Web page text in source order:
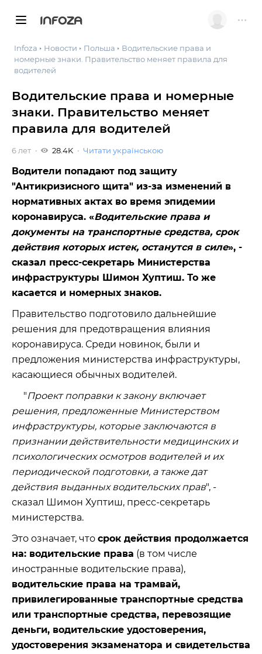
INFOZA
Infoza Новости Польша
Водительские права и
номерные знаки. Правительство меняет правила для
водителей
Водительские права и номерные
знаки. Правительство меняет
правила для водителей
6 лет 28.4K Читати українською
Водители попадают под защиту
"Антикризисного щита" из-за изменений в
нормативных актах во время эпидемии
коронавируса. «Водительские права и
документы на транспортные средства, срок
действия которых истек, останутся в силе», -
сказал пресс-секретарь Министерства
инфраструктуры Шимон Хуптиш. То же
касается и номерных знаков.
Правительство подготовило дальнейшие
решения для предотвращения влияния
коронавируса. Среди новинок, были и
предложения министерства инфраструктуры,
касающиеся обычных водителей.
"Проект поправки к закону включает
решения, предложенные Министерством
инфраструктуры, которые заключаются в
признании действительности медицинских и
психологических осмотров водителей и их
периодической подготовки, а также дат
действия выданных водительских прав", -
сказал Шимон Хуптиш, пресс-секретарь
министерства.
Это означает, что срок действия продолжается
на: водительские права (в том числе
иностранные водительские права),
водительские права на трамвай,
привилегированные транспортные средства
или транспортные средства, перевозящие
деньги, водительские удостоверения,
удостоверения экзаменатора и свидетельства